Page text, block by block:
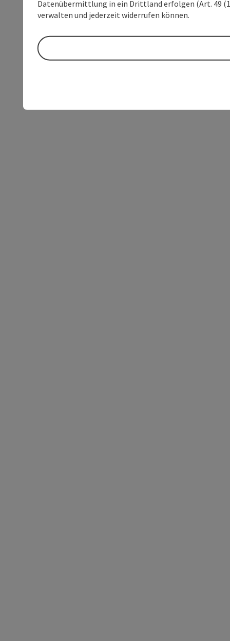
Datenübermittlung in ein Drittland erfolgen (Art. 49
verwalten und jederzeit widerrufen können.